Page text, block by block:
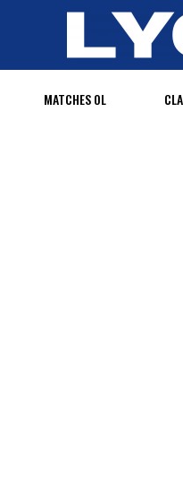
MATCHES OL